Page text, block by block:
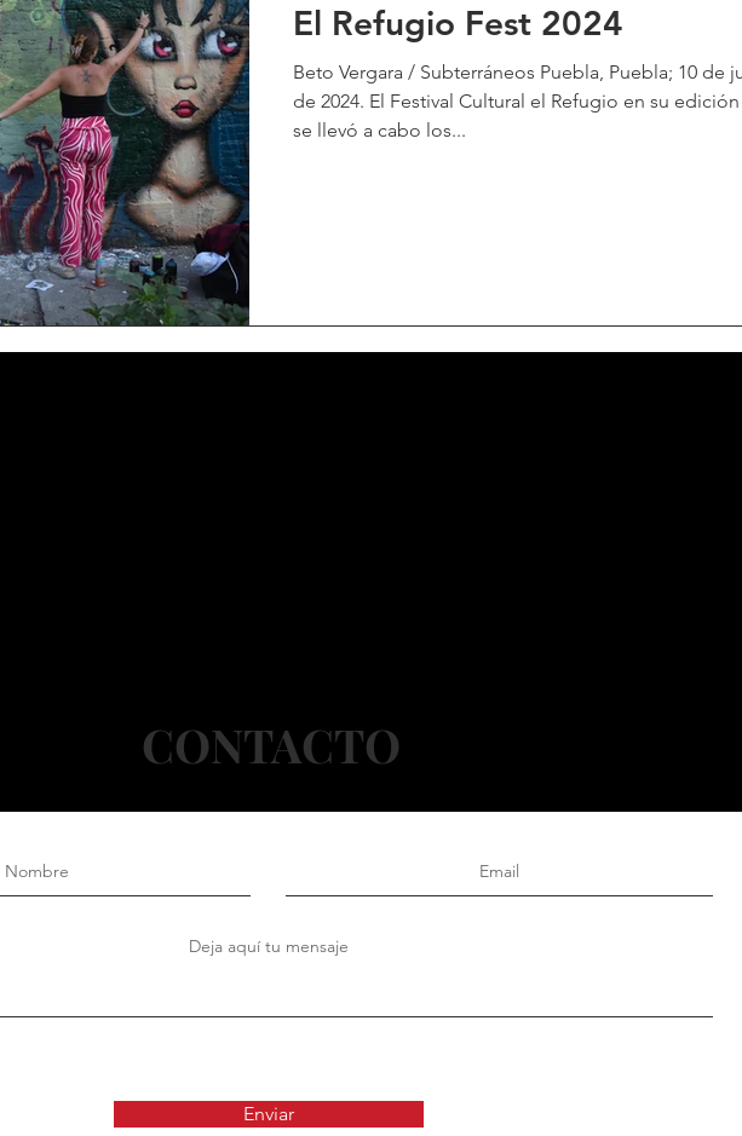
El Refugio Fest 2024
Beto Vergara / Subterráneos Puebla, Puebla; 10 de
de 2024. El Festival Cultural el Refugio en su edición
se llevó a cabo los...
CONTACTO
Enviar